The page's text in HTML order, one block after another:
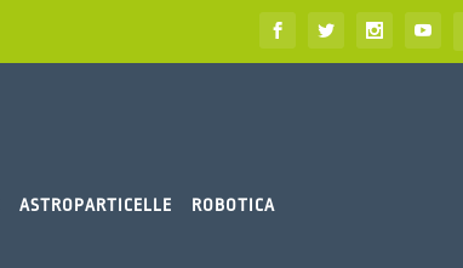
ASTROPARTICELLE ROBOTICA